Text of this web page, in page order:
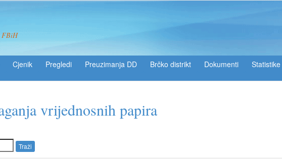
FBiH
Pregledi Preuzimanja DD Brčko distrikt Dokumenti Statistike
vrijednosnih papira